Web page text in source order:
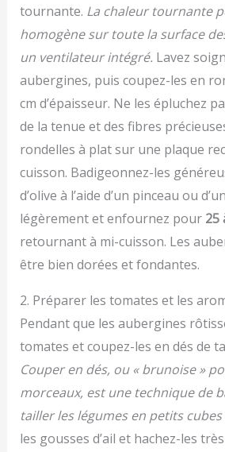
tournante. La chaleur tournante
homogène sur toute la surface
un ventilateur intégré. Lavez
aubergines, puis coupez-les en
cm d’épaisseur. Ne les épluchez
de la tenue et des fibres
rondelles à plat sur une plaque
cuisson. Badigeonnez-les
d’olive à l’aide d’un pinceau ou
légèrement et enfournez pour 25
retournant à mi-cuisson. Les
être bien dorées et fondantes.
2. Préparer les tomates et les
Pendant que les aubergines
tomates et coupez-les en dés de
Couper en dés, ou « brunoise »
morceaux, est une technique de
tailler les légumes en petits
les gousses d’ail et hachez-les